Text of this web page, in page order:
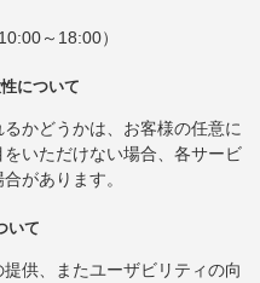
～18:00）
について
かどうかは、お客様の任意に
いただけない場合、各サービ
があります。
いて
供、またユーザビリティの向